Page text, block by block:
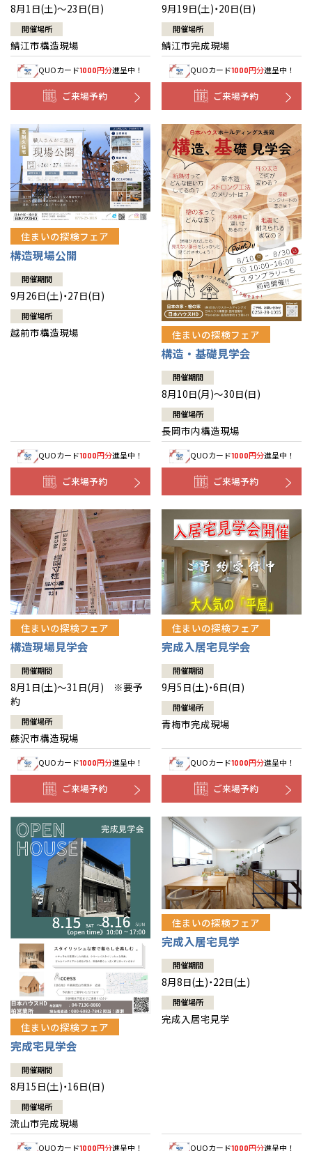
8月1日(土)～23日(日)
開催場所
鯖江市構造現場
QUOカード1000円分進呈中！
ご来場予約
9月19日(土)・20日(日)
開催場所
鯖江市完成現場
QUOカード1000円分進呈中！
ご来場予約
住まいの探検フェア
構造現場公開
開催期間
9月26日(土)・27日(日)
開催場所
越前市構造現場
QUOカード1000円分進呈中！
ご来場予約
住まいの探検フェア
構造・基礎見学会
開催期間
8月10日(月)～30日(日)
開催場所
長岡市内構造現場
QUOカード1000円分進呈中！
ご来場予約
住まいの探検フェア
構造現場見学会
開催期間
8月1日(土)～31日(月) ※要予
約
開催場所
藤沢市構造現場
QUOカード1000円分進呈中！
ご来場予約
住まいの探検フェア
完成入居宅見学会
開催期間
9月5日(土)・6日(日)
開催場所
青梅市完成現場
QUOカード1000円分進呈中！
ご来場予約
住まいの探検フェア
完成宅見学会
開催期間
8月15日(土)・16日(日)
開催場所
流山市完成現場
QUOカード1000円分進呈中！
住まいの探検フェア
完成入居宅見学
開催期間
8月8日(土)・22日(土)
開催場所
完成入居宅見学
QUOカード1000円分進呈中！